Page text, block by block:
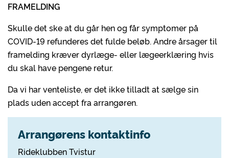
FRAMELDING
Skulle det ske at du går hen og får symptomer på
COVID-19 refunderes det fulde beløb. Andre årsager til
framelding kræver dyrlæge- eller lægeerklæring hvis
du skal have pengene retur.
Da vi har venteliste, er det ikke tilladt at sælge sin
plads uden accept fra arrangøren.
Arrangørens kontaktinfo
Rideklubben Tvistur